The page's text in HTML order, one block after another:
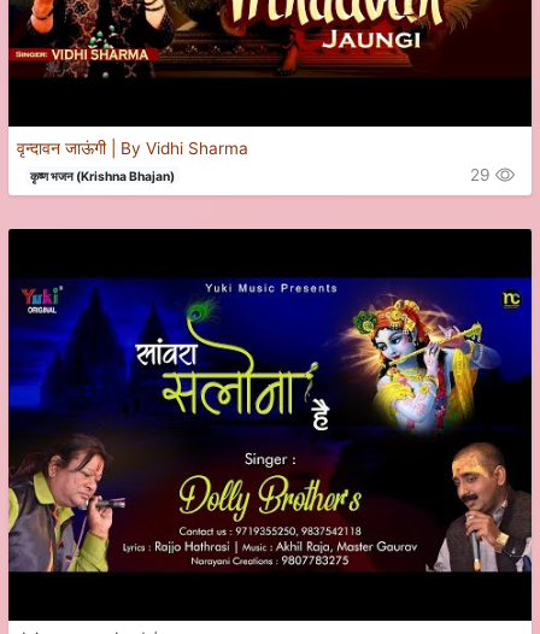
वृन्दावन जाऊंगी | By Vidhi Sharma
कृष्ण भजन (Krishna Bhajan) 29